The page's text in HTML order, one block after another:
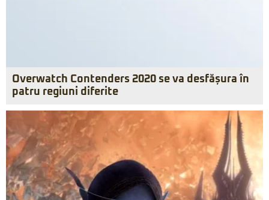
Overwatch Contenders 2020 se va desfășura în
patru regiuni diferite